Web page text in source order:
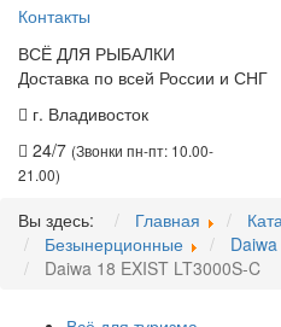
Контакты
ВСЁ ДЛЯ РЫБАЛКИ
Доставка по всей России и СНГ
г. Владивосток
24/7 (Звонки пн-пт: 10.00-
21.00)
Вы здесь: Главная
Безынерционные
Daiwa
Daiwa 18 EXIST LT3000S-C